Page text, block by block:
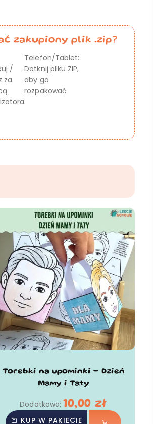
zakupiony plik .zip?
/
za
Telefon/Tablet:
Dotknij pliku ZIP,
aby go
rozpakować
Torebki na upominki - Dzień
Mamy i Taty
Dodatkowo: 10,00zł
KUP W PAKIECIE